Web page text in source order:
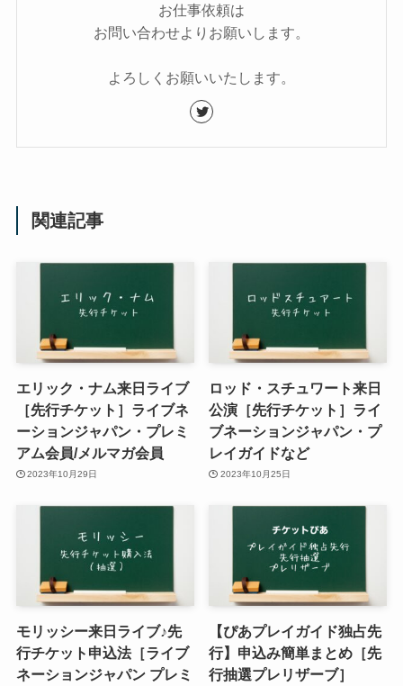
お仕事依頼は
お問い合わせよりお願いします。
よろしくお願いいたします。
関連記事
エリック・ナム来日ライブ
［先行チケット］ライブネ
ーションジャパン・プレミ
アム会員/メルマガ会員
2023年10月29日
ロッド・スチュワート来日
公演［先行チケット］ライ
ブネーションジャパン・プ
レイガイドなど
2023年10月25日
モリッシー来日ライブ♪先
行チケット申込法［ライブ
ネーションジャパン プレミ
【ぴあプレイガイド独占先
行】申込み簡単まとめ［先
行抽選プレリザーブ］